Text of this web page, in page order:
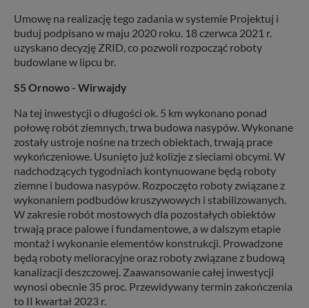
Umowę na realizację tego zadania w systemie Projektuj i
buduj podpisano w maju 2020 roku. 18 czerwca 2021 r.
uzyskano decyzję ZRID, co pozwoli rozpocząć roboty
budowlane w lipcu br.
S5 Ornowo - Wirwajdy
Na tej inwestycji o długości ok. 5 km wykonano ponad
połowę robót ziemnych, trwa budowa nasypów. Wykonane
zostały ustroje nośne na trzech obiektach, trwają prace
wykończeniowe. Usunięto już kolizje z sieciami obcymi. W
nadchodzących tygodniach kontynuowane będą roboty
ziemne i budowa nasypów. Rozpoczęto roboty związane z
wykonaniem podbudów kruszywowych i stabilizowanych.
W zakresie robót mostowych dla pozostałych obiektów
trwają prace palowe i fundamentowe, a w dalszym etapie
montaż i wykonanie elementów konstrukcji. Prowadzone
będą roboty melioracyjne oraz roboty związane z budową
kanalizacji deszczowej. Zaawansowanie całej inwestycji
wynosi obecnie 35 proc. Przewidywany termin zakończenia
to II kwartał 2023 r.